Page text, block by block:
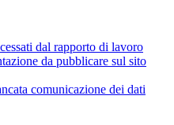
dal rapporto di lavoro
da pubblicare sul sito
comunicazione dei dati